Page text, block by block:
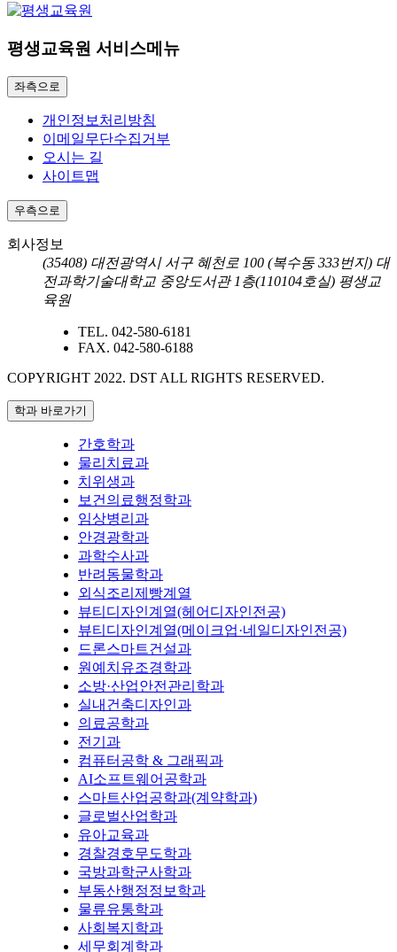
평생교육원 서비스메뉴
좌측으로
개인정보처리방침
이메일무단수집거부
오시는 길
사이트맵
우측으로
회사정보
(35408) 대전광역시 서구 혜천로 100 (복수동 333번지) 대
전과학기술대학교 중앙도서관 1층(110104호실) 평생교
육원
TEL. 042-580-6181
FAX. 042-580-6188
COPYRIGHT 2022. DST ALL RIGHTS RESERVED.
학과 바로가기
간호학과
물리치료과
치위생과
보건의료행정학과
임상병리과
안경광학과
과학수사과
반려동물학과
외식조리제빵계열
뷰티디자인계열(헤어디자인전공)
뷰티디자인계열(메이크업·네일디자인전공)
드론스마트건설과
원예치유조경학과
소방·산업안전관리학과
실내건축디자인과
의료공학과
전기과
컴퓨터공학 & 그래픽과
AI소프트웨어공학과
스마트산업공학과(계약학과)
글로벌산업학과
유아교육과
경찰경호무도학과
국방과학군사학과
부동산행정정보학과
물류유통학과
사회복지학과
세무회계학과